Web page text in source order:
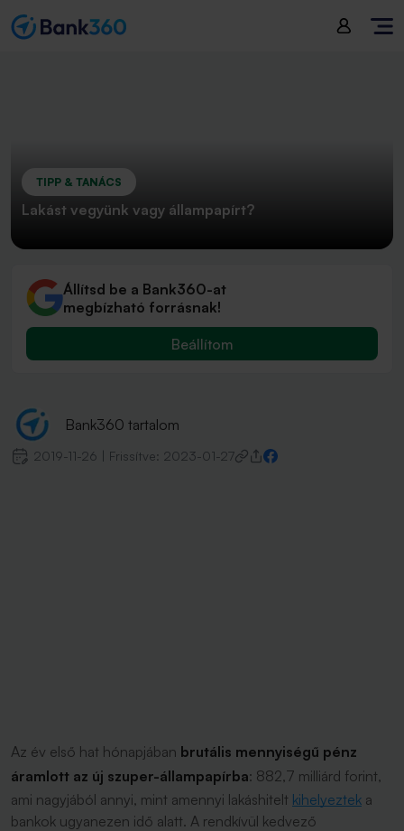
TIPP & TANÁCS
Lakást vegyünk vagy állampapírt?
Állítsd be a Bank360-at
megbízható forrásnak!
Beállítom
Bank360 tartalom
2019-11-26 Frissítve: 2023-01-27
Az év első hat hónapjában brutális mennyiségű pénz
áramlott az új szuper-állampapírba: 882,7 milliárd forint,
ami nagyjából annyi, mint amennyi lakáshitelt kihelyeztek a
bankok ugyanezen idő alatt. A rendkívül kedvező